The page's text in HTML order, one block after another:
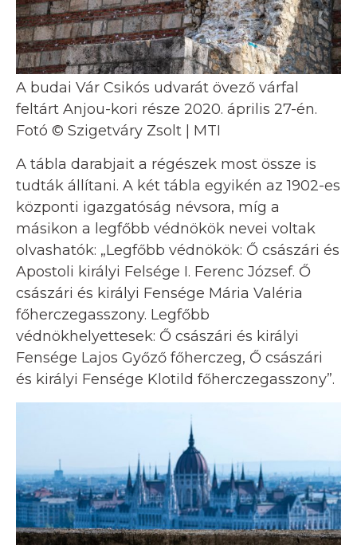
A budai Vár Csikós udvarát övező várfal
feltárt Anjou-kori része 2020. április 27-én.
Fotó © Szigetváry Zsolt | MTI
A tábla darabjait a régészek most össze is
tudták állítani. A két tábla egyikén az 1902-es
központi igazgatóság névsora, míg a
másikon a legfőbb védnökök nevei voltak
olvashatók: „Legfőbb védnökök: Ő császári és
Apostoli királyi Felsége I. Ferenc József. Ő
császári és királyi Fensége Mária Valéria
főherczegasszony. Legfőbb
védnökhelyettesek: Ő császári és királyi
Fensége Lajos Győző főherczeg, Ő császári
és királyi Fensége Klotild főherczegasszony”.